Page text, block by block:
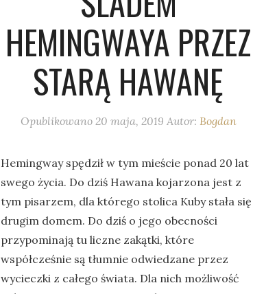
HEMINGWAYA PRZEZ
STARĄ HAWANĘ
Opublikowano 20 maja, 2019 Autor: Bogdan
Hemingway spędził w tym mieście ponad 20 lat
swego życia. Do dziś Hawana kojarzona jest z
tym pisarzem, dla którego stolica Kuby stała się
drugim domem. Do dziś o jego obecności
przypominają tu liczne zakątki, które
współcześnie są tłumnie odwiedzane przez
wycieczki z całego świata. Dla nich możliwość